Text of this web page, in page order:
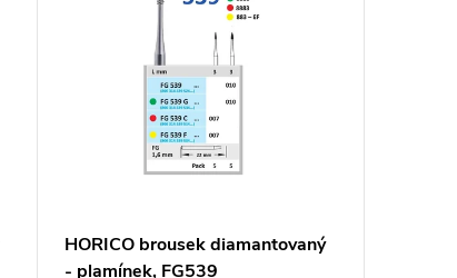
HORICO brousek diamantovaný
- plamínek, FG539